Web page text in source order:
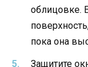
облицовке.
пока она
Защитите